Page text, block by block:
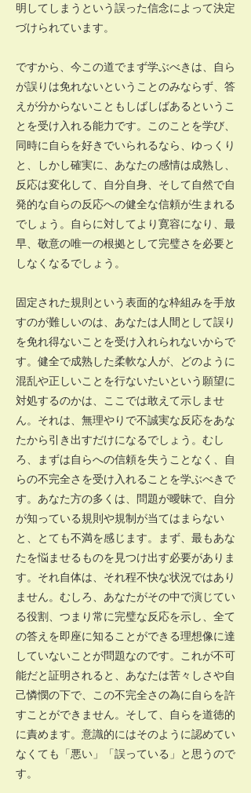
明してしまうという誤った信念によって決定
づけられています。
ですから、今この道でまず学ぶべきは、自ら
が誤りは免れないということのみならず、答
えが分からないこともしばしばあるというこ
とを受け入れる能力です。このことを学び、
同時に自らを好きでいられるなら、ゆっくり
と、しかし確実に、あなたの感情は成熟し、
反応は変化して、自分自身、そして自然で自
発的な自らの反応への健全な信頼が生まれる
でしょう。自らに対してより寛容になり、最
早、敬意の唯一の根拠として完璧さを必要と
しなくなるでしょう。
固定された規則という表面的な枠組みを手放
すのが難しいのは、あなたは人間として誤り
を免れ得ないことを受け入れられないからで
す。健全で成熟した柔軟な人が、どのように
混乱や正しいことを行ないたいという願望に
対処するのかは、ここでは敢えて示しませ
ん。それは、無理やりで不誠実な反応をあな
たから引き出すだけになるでしょう。むし
ろ、まずは自らへの信頼を失うことなく、自
らの不完全さを受け入れることを学ぶべきで
す。あなた方の多くは、問題が曖昧で、自分
が知っている規則や規制が当てはまらない
と、とても不満を感じます。まず、最もあな
たを悩ませるものを見つけ出す必要がありま
す。それ自体は、それ程不快な状況ではあり
ません。むしろ、あなたがその中で演じてい
る役割、つまり常に完璧な反応を示し、全て
の答えを即座に知ることができる理想像に達
していないことが問題なのです。これが不可
能だと証明されると、あなたは苦々しさや自
己憐憫の下で、この不完全さの為に自らを許
すことができません。そして、自らを道徳的
に責めます。意識的にはそのように認めてい
なくても「悪い」「誤っている」と思うので
す。